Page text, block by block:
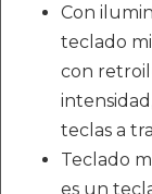
Con
teclado
con
teclas a
Teclado
es un